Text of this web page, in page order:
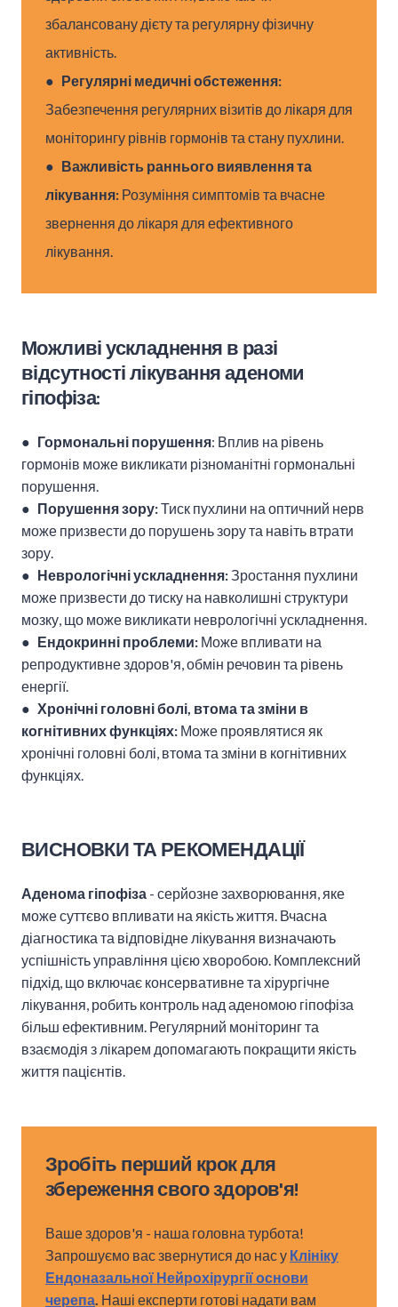
збалансовану дієту та регулярну фізичну
активність.
● Регулярні медичні обстеження:
Забезпечення регулярних візитів до лікаря для
моніторингу рівнів гормонів та стану пухлини.
● Важливість раннього виявлення та
лікування: Розуміння симптомів та вчасне
звернення до лікаря для ефективного
лікування.
Можливі ускладнення в разі
відсутності лікування аденоми
гіпофіза:
● Гормональні порушення: Вплив на рівень
гормонів може викликати різноманітні гормональні
порушення.
● Порушення зору:Тиск пухлини на оптичний нерв
може призвести до порушень зору та навіть втрати
зору.
● Неврологічні ускладнення: Зростання пухлини
може призвести до тиску на навколишні структури
мозку, що може викликати неврологічні ускладнення.
● Ендокринні проблеми: Може впливати на
репродуктивне здоров'я, обмін речовин та рівень
енергії.
● Хронічні головні болі, втома та зміни в
когнітивних функціях: Може проявлятися як
хронічні головні болі, втома та зміни в когнітивних
функціях.
ВИСНОВКИ ТА РЕКОМЕНДАЦІЇ
Аденома гіпофіза - серйозне захворювання, яке
може суттєво впливати на якість життя. Вчасна
діагностика та відповідне лікування визначають
успішність управління цією хворобою. Комплексний
підхід, що включає консервативне та хірургічне
лікування, робить контроль над аденомою гіпофіза
більш ефективним. Регулярний моніторинг та
взаємодія з лікарем допомагають покращити якість
життя пацієнтів.
Зробіть перший крок для
збереження свого здоров'я!
Ваше здоров'я - наша головна турбота!
Запрошуємо вас звернутися до нас у Клініку
Ендоназальної Нейрохірургії основи
черепа Наші експерти готові надати вам